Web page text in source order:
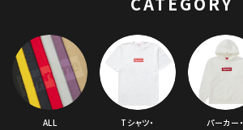
ALL
Tシャツ・
パーカー・